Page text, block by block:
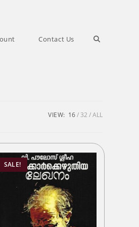
Contact Us Toggle
search
VIEW: 16 32 ALL
SALE!